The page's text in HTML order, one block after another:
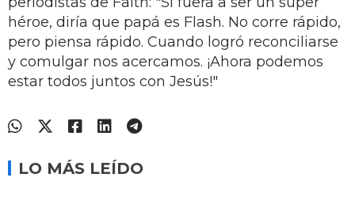
héroe, diría que papá es Flash. No corre rápido,
pero piensa rápido. Cuando logró reconciliarse
y comulgar nos acercamos. ¡Ahora podemos
estar todos juntos con Jesús!"
LO MÁS LEÍDO